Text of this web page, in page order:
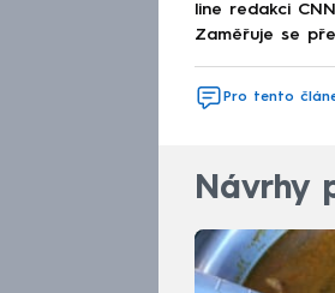
line redakci
Zaměřuje se
Pro tento
Návrhy